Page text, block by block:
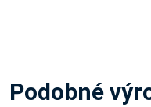
Podobné